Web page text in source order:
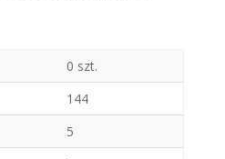
0 szt.
144
5